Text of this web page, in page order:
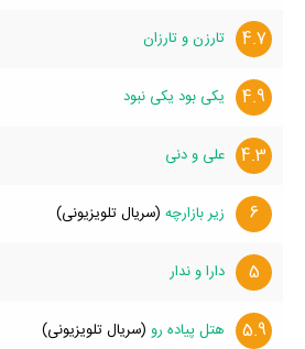
4.7 تارزن و تارزان
4.9 یکی بود یکی نبود
4.3 علی و دنی
6 زیر بازارچه (سریال تلویزیونی)
5 دارا و ندار
5.9 هتل پیاده رو (سریال تلویزیونی)